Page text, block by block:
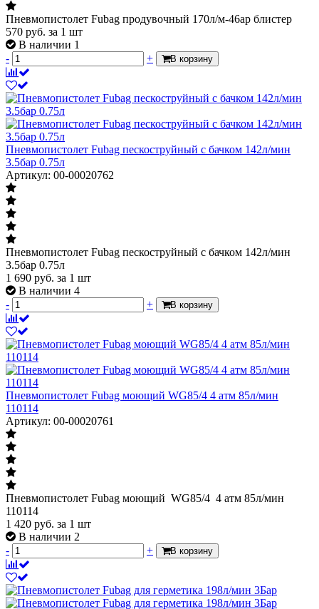
Пневмопистолет Fubag продувочный 170л/м-46ар блистер
570 руб. за 1 шт
В наличии 1
-
+ В корзину
Пневмопистолет Fubag пескоструйный с бачком 142л/мин
3.5бар 0.75л
Артикул: 00-00020762
Пневмопистолет Fubag пескоструйный с бачком 142л/мин
3.5бар 0.75л
1 690 руб. за 1 шт
В наличии 4
-
+ В корзину
Пневмопистолет Fubag моющий WG85/4 4 атм 85л/мин
110114
Артикул: 00-00020761
Пневмопистолет Fubag моющий WG85/4 4 атм 85л/мин
110114
1 420 руб. за 1 шт
В наличии 2
-
+ В корзину